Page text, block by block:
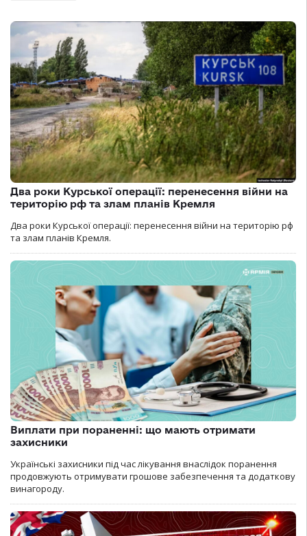
Два роки Курської операції: перенесення війни на
територію рф та злам планів Кремля
Два роки Курської операції: перенесення війни на територію рф
та злам планів Кремля.
Виплати при пораненні: що мають отримати
захисники
Українські захисники під час лікування внаслідок поранення
продовжують отримувати грошове забезпечення та додаткову
винагороду.